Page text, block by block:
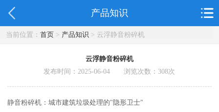
产品知识
当前位置： 首页> 产品知识 > 云浮静音粉碎机
云浮静音粉碎机
发布时间：2025-06-04 浏览次数：308次
静音粉碎机：城市建筑垃圾处理的"隐形卫士"